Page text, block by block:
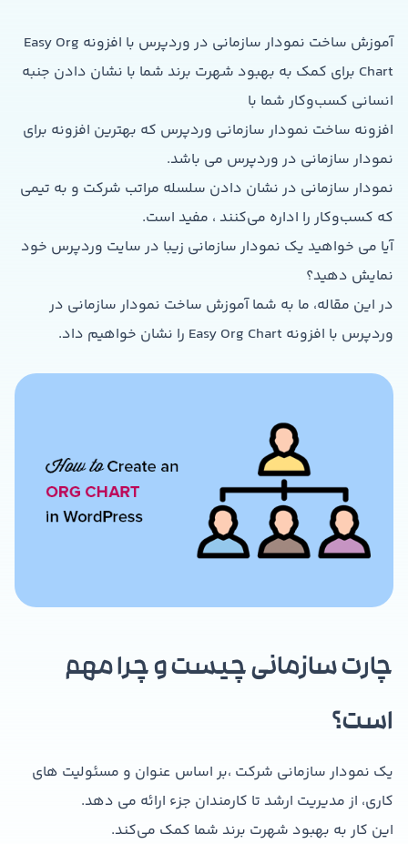
آموزش ساخت نمودار سازمانی در وردپرس با افزونه Easy Org
Chart برای کمک به بهبود شهرت برند شما با نشان دادن جنبه
انسانی کسب‌وکار شما با
افزونه ساخت نمودار سازمانی وردپرس که بهترین افزونه برای
نمودار سازمانی در وردپرس می باشد.
نمودار سازمانی در نشان دادن سلسله‌ مراتب شرکت و به تیمی
که کسب‌وکار را اداره می‌کنند ، مفید است.
آیا می خواهید یک نمودار سازمانی زیبا در سایت وردپرس خود
نمایش دهید؟
در این مقاله، ما به شما آموزش ساخت نمودار سازمانی در
وردپرس با افزونه Easy Org Chart را نشان خواهیم داد.
چارت سازمانی چیست و چرا مهم
است؟
یک نمودار سازمانی شرکت ،بر اساس عنوان و مسئولیت های
کاری، از مدیریت ارشد تا کارمندان جزء ارائه می دهد.
این کار به بهبود شهرت برند شما کمک می‌کند.